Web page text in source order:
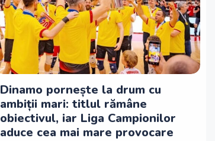
Dinamo pornește la drum cu
ambiții mari: titlul rămâne
obiectivul, iar Liga Campionilor
aduce cea mai mare provocare